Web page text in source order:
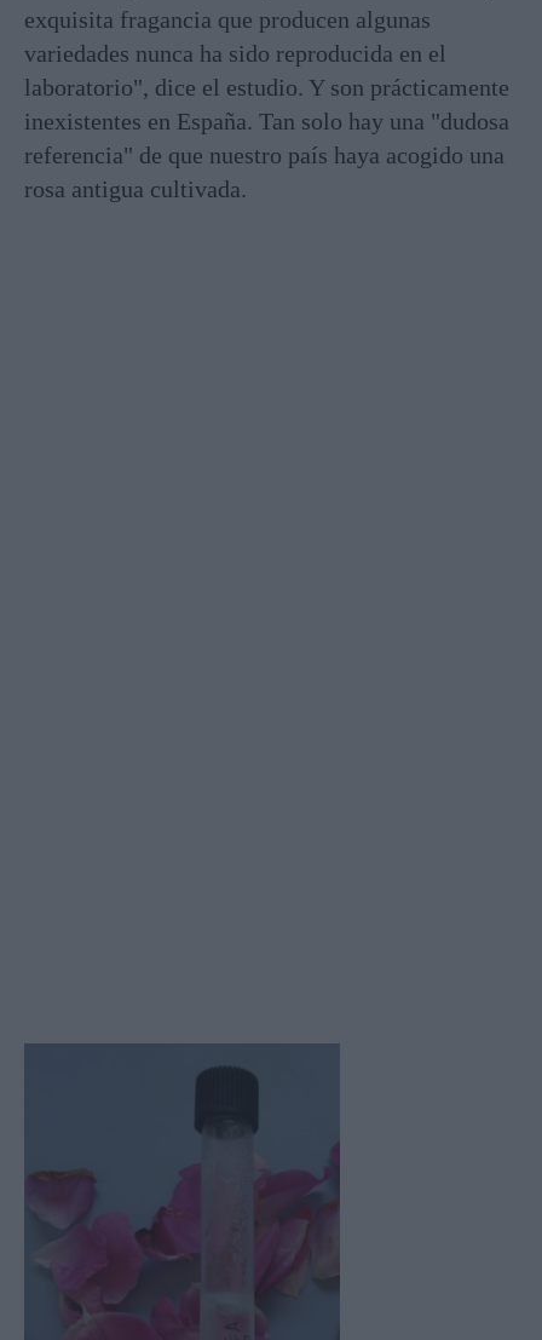
exquisita fragancia que producen algunas
variedades nunca ha sido reproducida en el
laboratorio", dice el estudio. Y son prácticamente
inexistentes en España. Tan solo hay una "dudosa
referencia" de que nuestro país haya acogido una
rosa antigua cultivada.